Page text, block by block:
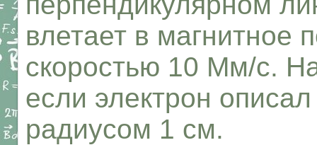
влетает в магнитное
скоростью 10 Мм/с.
если электрон
радиусом 1 см.